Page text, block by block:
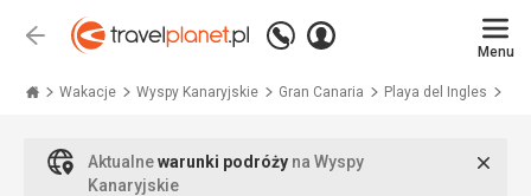
Wstecz
Zadzwoń
+48
771
Zaloguj
Menu
Wakacje Wyspy Kanaryjskie Gran Canaria Playa del Ingles
Aktualnewarunki podróży na Wyspy
Kanaryjskie